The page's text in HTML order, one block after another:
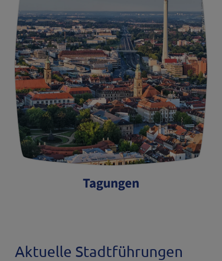
Tagungen
Aktuelle Stadtführungen